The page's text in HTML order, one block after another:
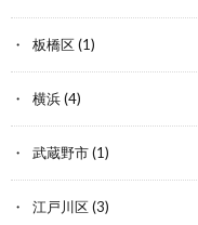
板橋区(1)
横浜(4)
武蔵野市(1)
江戸川区(3)